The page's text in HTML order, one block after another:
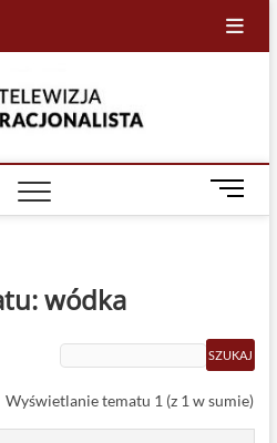
M
e
t
n
wódka
Wyświetlanie tematu 1 (z 1 w sumie)